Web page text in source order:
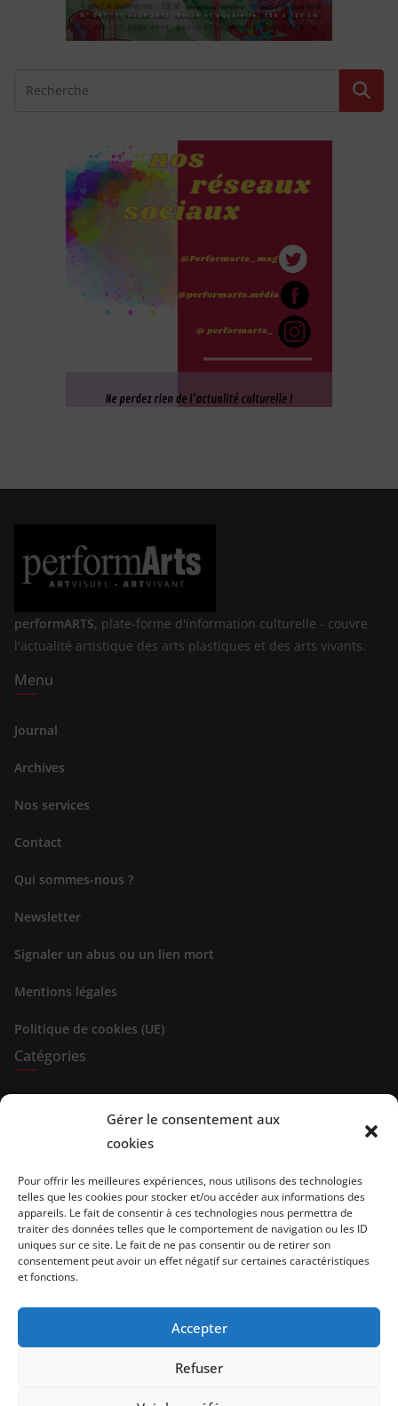
Gérer le consentement aux
cookies
Pour offrir les meilleures expériences, nous utilisons des technologies
telles que les cookies pour stocker et/ou accéder aux informations des
appareils. Le fait de consentir à ces technologies nous permettra de
traiter des données telles que le comportement de navigation ou les ID
uniques sur ce site. Le fait de ne pas consentir ou de retirer son
consentement peut avoir un effet négatif sur certaines caractéristiques
et fonctions.
Accepter
Refuser
performARTS, plate-forme d'information culturelle - couvre
l'actualité artistique des arts plastiques et des arts vivants.
Menu
Journal
Archives
Nos services
Contact
Qui sommes-nous ?
Newsletter
Signaler un abus ou un lien mort
Mentions légales
Politique de cookies (UE)
Catégories
Evénements
Brèves de lecture
Opinion